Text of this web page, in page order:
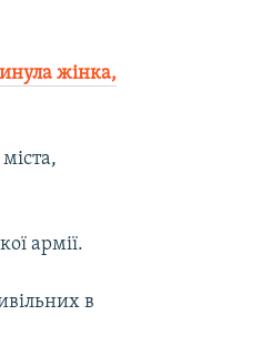
жінка,
міста,
армії.
в